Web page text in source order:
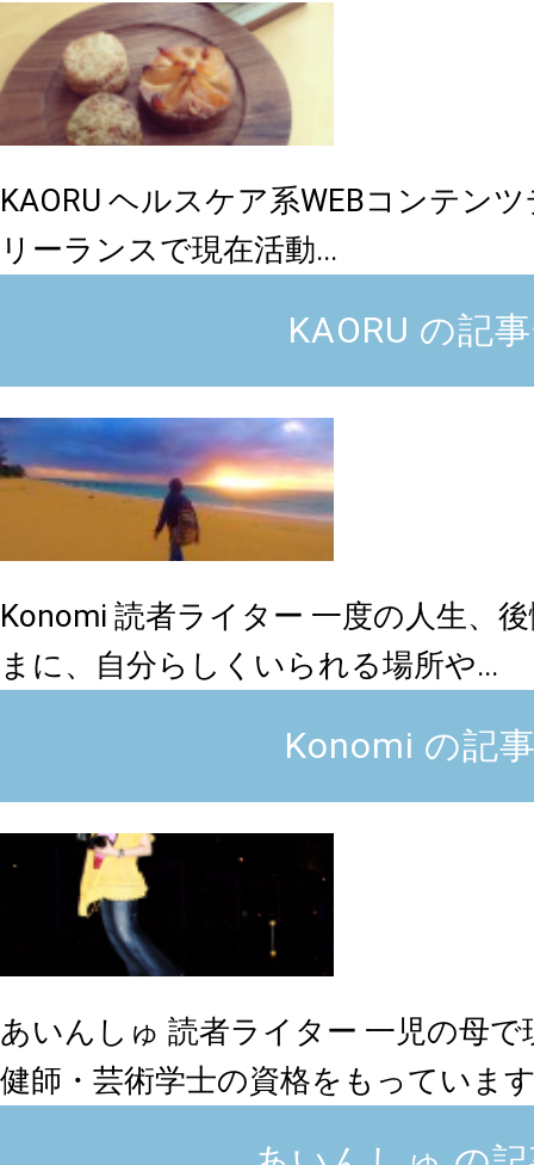
KAORU ヘルスケア系WEBコンテン
リーランスで現在活動...
KAORU の記
​​Konomi 読者ライター 一度の人生、
まに、自分らしくいられる場所や...
​​Konomi の記
あいんしゅ 読者ライター 一児の母で
健師・芸術学士の資格をもっていま